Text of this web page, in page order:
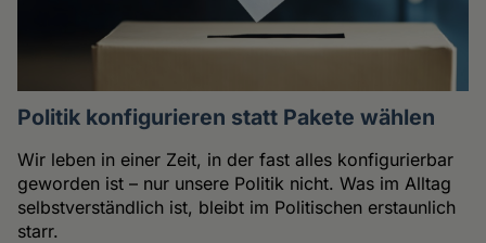
Politik konfigurieren statt Pakete wählen
Wir leben in einer Zeit, in der fast alles konfigurierbar
geworden ist – nur unsere Politik nicht. Was im Alltag
selbstverständlich ist, bleibt im Politischen erstaunlich
starr.